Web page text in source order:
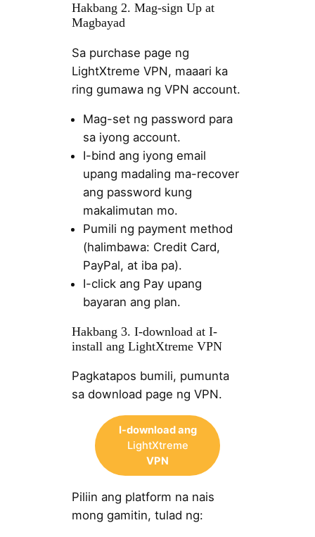
Hakbang 2. Mag-sign Up at
Magbayad
Sa purchase page ng
LightXtreme VPN, maaari ka
ring gumawa ng VPN account.
Mag-set ng password para
sa iyong account.
I-bind ang iyong email
upang madaling ma-recover
ang password kung
makalimutan mo.
Pumili ng payment method
(halimbawa: Credit Card,
PayPal, at iba pa).
I-click ang Pay upang
bayaran ang plan.
Hakbang 3. I-download at I-
install ang LightXtreme VPN
Pagkatapos bumili, pumunta
sa download page ng VPN.
I-download ang
LightXtreme
VPN
Piliin ang platform na nais
mong gamitin, tulad ng: